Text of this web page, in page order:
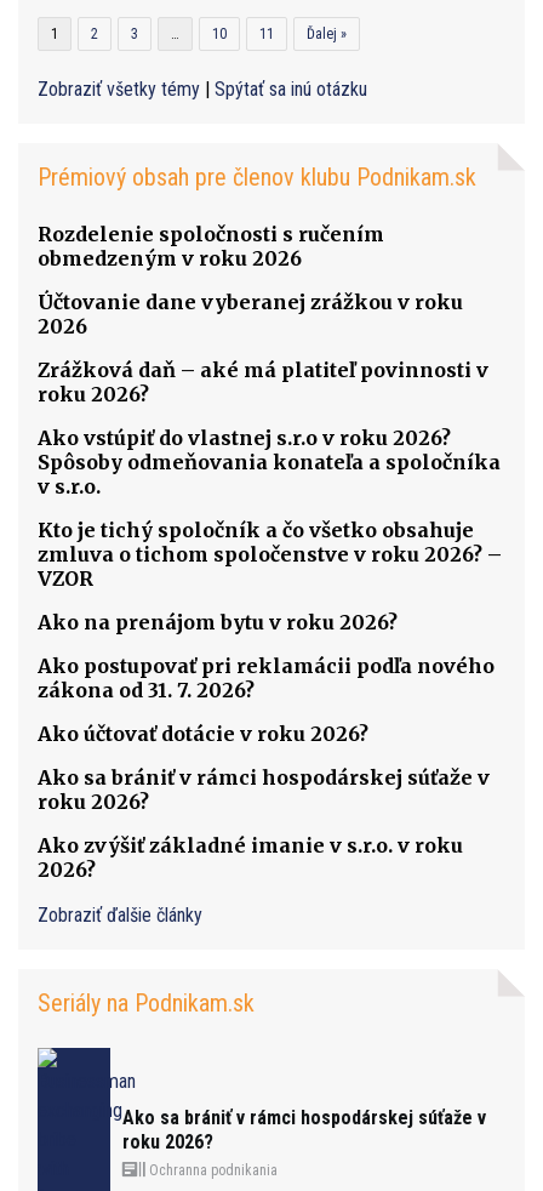
1 2 3 10 11 Ďalej »
Zobraziť všetky témy | Spýtať sa inú otázku
Prémiový obsah pre členov klubu Podnikam.sk
Rozdelenie spoločnosti s ručením
obmedzeným v roku 2026
Účtovanie dane vyberanej zrážkou v roku
2026
Zrážková daň – aké má platiteľ povinnosti v
roku 2026?
Ako vstúpiť do vlastnej s.r.o v roku 2026?
Spôsoby odmeňovania konateľa a spoločníka
v s.r.o.
Kto je tichý spoločník a čo všetko obsahuje
zmluva o tichom spoločenstve v roku 2026? –
VZOR
Ako na prenájom bytu v roku 2026?
Ako postupovať pri reklamácii podľa nového
zákona od 31. 7. 2026?
Ako účtovať dotácie v roku 2026?
Ako sa brániť v rámci hospodárskej súťaže v
roku 2026?
Ako zvýšiť základné imanie v s.r.o. v roku
2026?
Zobraziť ďalšie články
Seriály na Podnikam.sk
Ako sa brániť v rámci hospodárskej súťaže v
roku 2026?
Ochranna podnikania